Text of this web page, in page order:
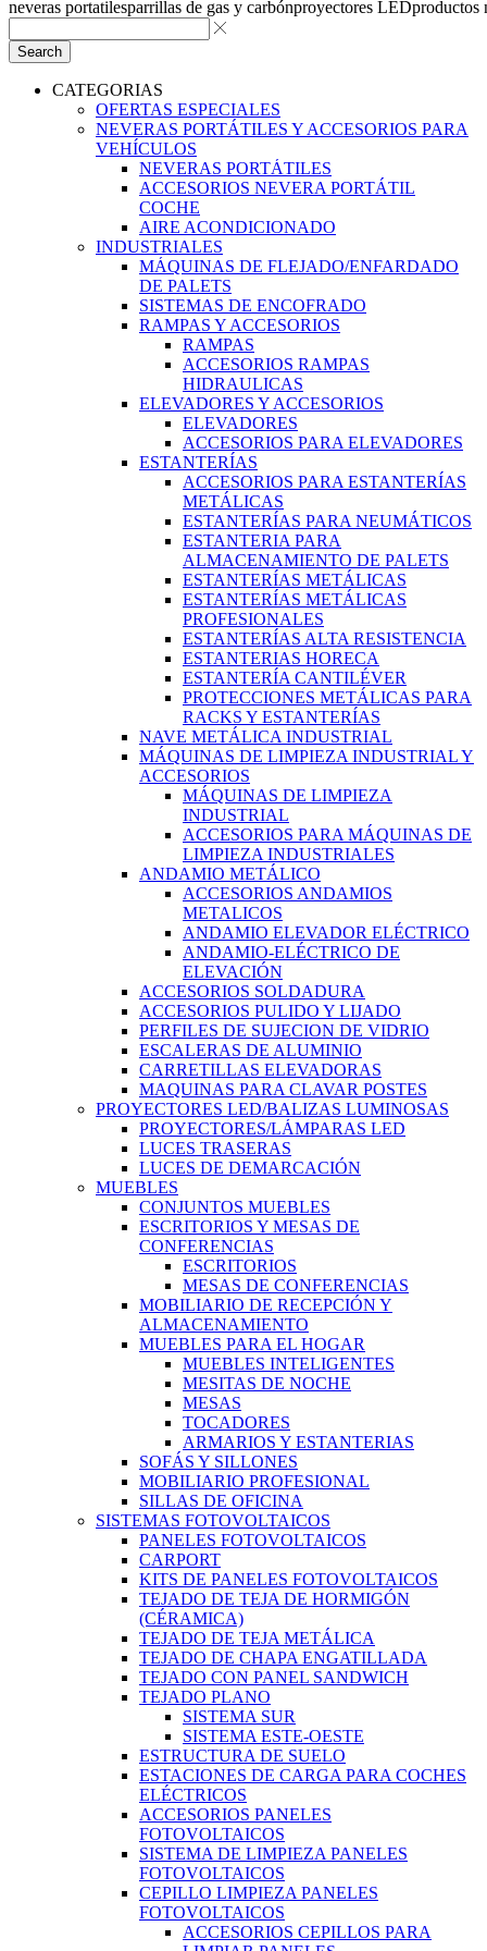
neveras portatilesparrillas de gas y carbónproyectores LEDproductos
Search
CATEGORIAS
OFERTAS ESPECIALES
NEVERAS PORTÁTILES Y ACCESORIOS PARA
VEHÍCULOS
NEVERAS PORTÁTILES
ACCESORIOS NEVERA PORTÁTIL
COCHE
AIRE ACONDICIONADO
INDUSTRIALES
MÁQUINAS DE FLEJADO/ENFARDADO
DE PALETS
SISTEMAS DE ENCOFRADO
RAMPAS Y ACCESORIOS
RAMPAS
ACCESORIOS RAMPAS
HIDRAULICAS
ELEVADORES Y ACCESORIOS
ELEVADORES
ACCESORIOS PARA ELEVADORES
ESTANTERÍAS
ACCESORIOS PARA ESTANTERÍAS
METÁLICAS
ESTANTERÍAS PARA NEUMÁTICOS
ESTANTERIA PARA
ALMACENAMIENTO DE PALETS
ESTANTERÍAS METÁLICAS
ESTANTERÍAS METÁLICAS
PROFESIONALES
ESTANTERÍAS ALTA RESISTENCIA
ESTANTERIAS HORECA
ESTANTERÍA CANTILÉVER
PROTECCIONES METÁLICAS PARA
RACKS Y ESTANTERÍAS
NAVE METÁLICA INDUSTRIAL
MÁQUINAS DE LIMPIEZA INDUSTRIAL Y
ACCESORIOS
MÁQUINAS DE LIMPIEZA
INDUSTRIAL
ACCESORIOS PARA MÁQUINAS DE
LIMPIEZA INDUSTRIALES
ANDAMIO METÁLICO
ACCESORIOS ANDAMIOS
METALICOS
ANDAMIO ELEVADOR ELÉCTRICO
ANDAMIO-ELÉCTRICO DE
ELEVACIÓN
ACCESORIOS SOLDADURA
ACCESORIOS PULIDO Y LIJADO
PERFILES DE SUJECION DE VIDRIO
ESCALERAS DE ALUMINIO
CARRETILLAS ELEVADORAS
MAQUINAS PARA CLAVAR POSTES
PROYECTORES LED/BALIZAS LUMINOSAS
PROYECTORES/LÁMPARAS LED
LUCES TRASERAS
LUCES DE DEMARCACIÓN
MUEBLES
CONJUNTOS MUEBLES
ESCRITORIOS Y MESAS DE
CONFERENCIAS
ESCRITORIOS
MESAS DE CONFERENCIAS
MOBILIARIO DE RECEPCIÓN Y
ALMACENAMIENTO
MUEBLES PARA EL HOGAR
MUEBLES INTELIGENTES
MESITAS DE NOCHE
MESAS
TOCADORES
ARMARIOS Y ESTANTERIAS
SOFÁS Y SILLONES
MOBILIARIO PROFESIONAL
SILLAS DE OFICINA
SISTEMAS FOTOVOLTAICOS
PANELES FOTOVOLTAICOS
CARPORT
KITS DE PANELES FOTOVOLTAICOS
TEJADO DE TEJA DE HORMIGÓN
(CÉRAMICA)
TEJADO DE TEJA METÁLICA
TEJADO DE CHAPA ENGATILLADA
TEJADO CON PANEL SANDWICH
TEJADO PLANO
SISTEMA SUR
SISTEMA ESTE-OESTE
ESTRUCTURA DE SUELO
ESTACIONES DE CARGA PARA COCHES
ELÉCTRICOS
ACCESORIOS PANELES
FOTOVOLTAICOS
SISTEMA DE LIMPIEZA PANELES
FOTOVOLTAICOS
CEPILLO LIMPIEZA PANELES
FOTOVOLTAICOS
ACCESORIOS CEPILLOS PARA